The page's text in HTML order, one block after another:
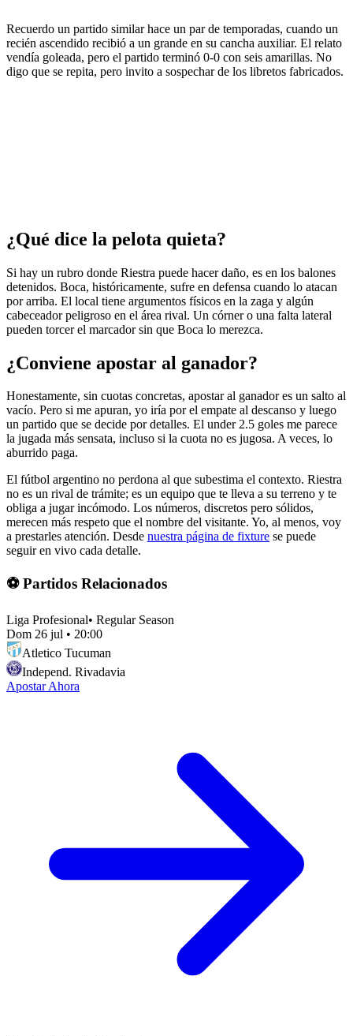
Recuerdo un partido similar hace un par de temporadas, cuando un
recién ascendido recibió a un grande en su cancha auxiliar. El relato
vendía goleada, pero el partido terminó 0-0 con seis amarillas. No
digo que se repita, pero invito a sospechar de los libretos fabricados.
¿Qué dice la pelota quieta?
Si hay un rubro donde Riestra puede hacer daño, es en los balones
detenidos. Boca, históricamente, sufre en defensa cuando lo atacan
por arriba. El local tiene argumentos físicos en la zaga y algún
cabeceador peligroso en el área rival. Un córner o una falta lateral
pueden torcer el marcador sin que Boca lo merezca.
¿Conviene apostar al ganador?
Honestamente, sin cuotas concretas, apostar al ganador es un salto al
vacío. Pero si me apuran, yo iría por el empate al descanso y luego
un partido que se decide por detalles. El under 2.5 goles me parece
la jugada más sensata, incluso si la cuota no es jugosa. A veces, lo
aburrido paga.
El fútbol argentino no perdona al que subestima el contexto. Riestra
no es un rival de trámite; es un equipo que te lleva a su terreno y te
obliga a jugar incómodo. Los números, discretos pero sólidos,
merecen más respeto que el nombre del visitante. Yo, al menos, voy
a prestarles atención. Desde nuestra página de fixture se puede
seguir en vivo cada detalle.
⚽ Partidos Relacionados
Liga Profesional• Regular Season
Dom 26 jul • 20:00
Atletico Tucuman
Independ. Rivadavia
Apostar Ahora